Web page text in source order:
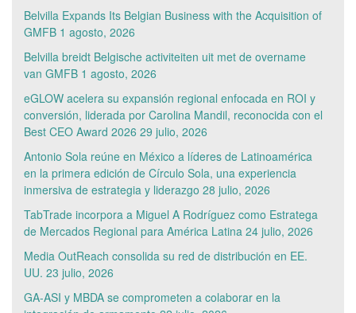
Belvilla Expands Its Belgian Business with the Acquisition of
GMFB 1 agosto, 2026
Belvilla breidt Belgische activiteiten uit met de overname
van GMFB 1 agosto, 2026
eGLOW acelera su expansión regional enfocada en ROI y
conversión, liderada por Carolina Mandil, reconocida con el
Best CEO Award 2026 29 julio, 2026
Antonio Sola reúne en México a líderes de Latinoamérica
en la primera edición de Círculo Sola, una experiencia
inmersiva de estrategia y liderazgo 28 julio, 2026
TabTrade incorpora a Miguel A Rodríguez como Estratega
de Mercados Regional para América Latina 24 julio, 2026
Media OutReach consolida su red de distribución en EE.
UU. 23 julio, 2026
GA-ASI y MBDA se comprometen a colaborar en la